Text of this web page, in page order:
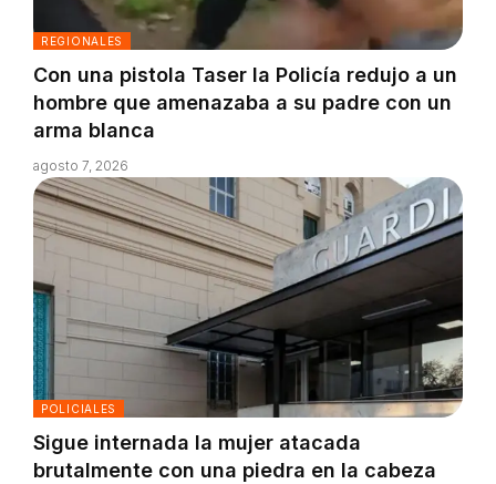
REGIONALES
Con una pistola Taser la Policía redujo a un
hombre que amenazaba a su padre con un
arma blanca
agosto 7, 2026
POLICIALES
Sigue internada la mujer atacada
brutalmente con una piedra en la cabeza